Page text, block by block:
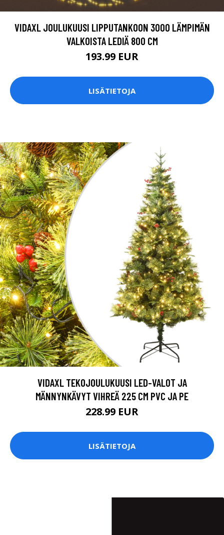
VIDAXL JOULUKUUSI LIPPUTANKOON 3000 LÄMPIMÄN
VALKOISTA LEDIÄ 800 CM
193.99 EUR
LISÄTIETOJA
VIDAXL TEKOJOULUKUUSI LED-VALOT JA
MÄNNYNKÄVYT VIHREÄ 225 CM PVC JA PE
228.99 EUR
LISÄTIETOJA